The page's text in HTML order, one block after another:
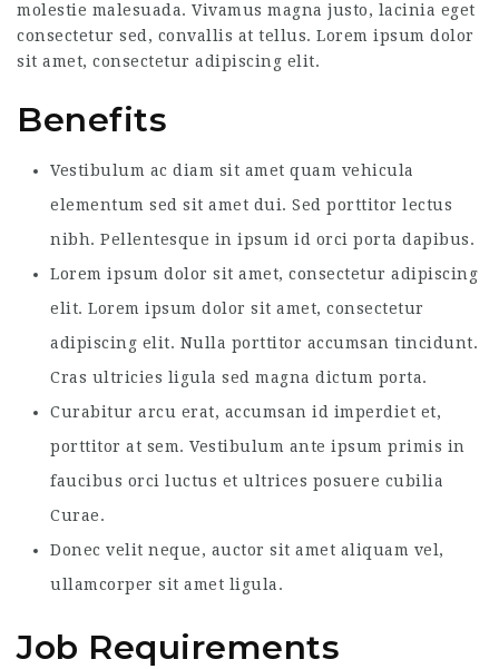
molestie malesuada. Vivamus magna justo, lacinia eget
consectetur sed, convallis at tellus. Lorem ipsum dolor
sit amet, consectetur adipiscing elit.
Benefits
Vestibulum ac diam sit amet quam vehicula
elementum sed sit amet dui. Sed porttitor lectus
nibh. Pellentesque in ipsum id orci porta dapibus.
Lorem ipsum dolor sit amet, consectetur adipiscing
elit. Lorem ipsum dolor sit amet, consectetur
adipiscing elit. Nulla porttitor accumsan tincidunt.
Cras ultricies ligula sed magna dictum porta.
Curabitur arcu erat, accumsan id imperdiet et,
porttitor at sem. Vestibulum ante ipsum primis in
faucibus orci luctus et ultrices posuere cubilia
Curae.
Donec velit neque, auctor sit amet aliquam vel,
ullamcorper sit amet ligula.
Job Requirements